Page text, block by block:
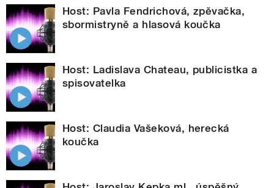
Host: Pavla Fendrichová, zpěvačka,
sbormistryně a hlasová koučka
Host: Ladislava Chateau, publicistka a
spisovatelka
Host: Claudia Vašeková, herecká
koučka